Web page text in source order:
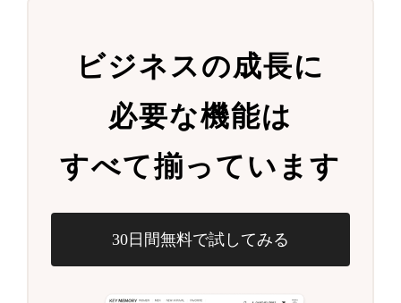
ビジネスの成長に
必要な機能は
すべて揃っています
30日間無料で試してみる